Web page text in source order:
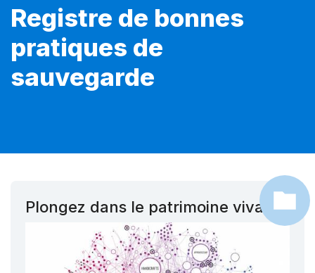
Registre de bonnes
pratiques de
sauvegarde
Plongez dans le patrimoine vivant !